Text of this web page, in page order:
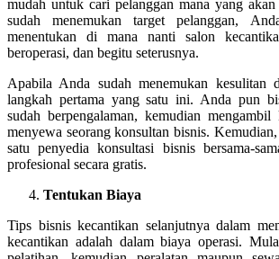
mudah untuk cari pelanggan mana yang
sudah menemukan target pelanggan,
menentukan di mana nanti salon
beroperasi, dan begitu seterusnya.
Apabila Anda sudah menemukan kesulitan
langkah pertama yang satu ini. Anda pun
sudah berpengalaman, kemudian
menyewa seorang konsultan bisnis.
satu penyedia konsultasi bisnis bersama-
profesional secara gratis.
Tentukan Biaya
Tips bisnis kecantikan selanjutnya dalam
kecantikan adalah dalam biaya operasi.